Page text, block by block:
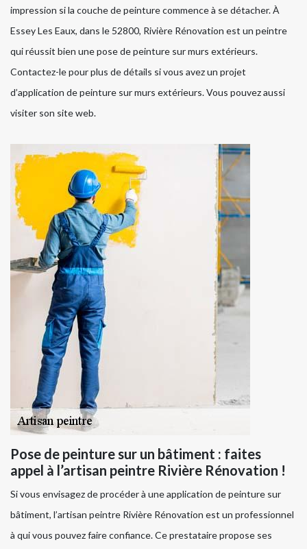
impression si la couche de peinture commence à se détacher. À
Essey Les Eaux, dans le 52800, Rivière Rénovation est un peintre
qui réussit bien une pose de peinture sur murs extérieurs.
Contactez-le pour plus de détails si vous avez un projet
d’application de peinture sur murs extérieurs. Vous pouvez aussi
visiter son site web.
Pose de peinture sur un bâtiment : faites
appel à l’artisan peintre Rivière Rénovation !
Si vous envisagez de procéder à une application de peinture sur
bâtiment, l’artisan peintre Rivière Rénovation est un professionnel
à qui vous pouvez faire confiance. Ce prestataire propose ses